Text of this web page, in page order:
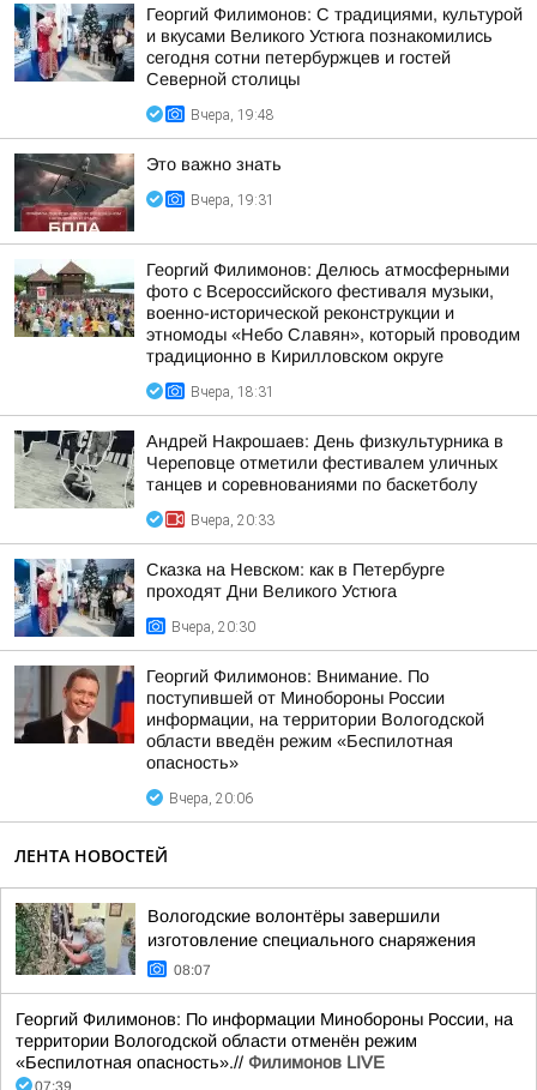
Георгий Филимонов: С традициями, культурой
и вкусами Великого Устюга познакомились
сегодня сотни петербуржцев и гостей
Северной столицы
Вчера, 19:48
Это важно знать
Вчера, 19:31
Георгий Филимонов: Делюсь атмосферными
фото с Всероссийского фестиваля музыки,
военно-исторической реконструкции и
этномоды «Небо Славян», который проводим
традиционно в Кирилловском округе
Вчера, 18:31
Андрей Накрошаев: День физкультурника в
Череповце отметили фестивалем уличных
танцев и соревнованиями по баскетболу
Вчера, 20:33
Сказка на Невском: как в Петербурге
проходят Дни Великого Устюга
Вчера, 20:30
Георгий Филимонов: Внимание. По
поступившей от Минобороны России
информации, на территории Вологодской
области введён режим «Беспилотная
опасность»
Вчера, 20:06
ЛЕНТА НОВОСТЕЙ
Вологодские волонтёры завершили
изготовление специального снаряжения
08:07
Георгий Филимонов: По информации Минобороны России, на
территории Вологодской области отменён режим
«Беспилотная опасность».// Филимонов LIVE
07:39